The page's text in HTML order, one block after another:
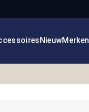
NieuwMerken